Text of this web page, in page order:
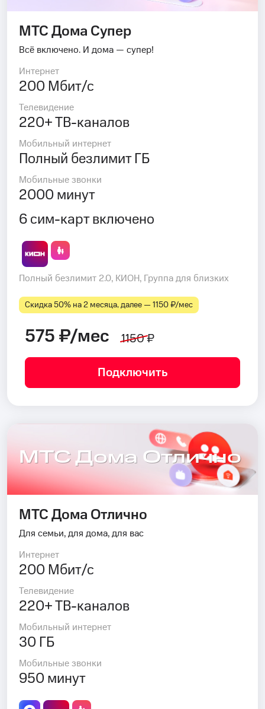
МТС Дома Супер
Всё включено. И дома — супер!
Интернет
200 Мбит/с
Телевидение
220+ ТВ-каналов
Мобильный интернет
Полный безлимит ГБ
Мобильные звонки
2000 минут
6 сим-карт включено
Полный безлимит 2.0, КИОН, Группа для близких
Скидка 50% на 2 месяца, далее — 1150 ₽⁠/⁠мес
575 ₽/мес 1150 ₽
Подключить
МТС Дома Отлично
МТС Дома Отлично
Для семьи, для дома, для вас
Интернет
200 Мбит/с
Телевидение
220+ ТВ-каналов
Мобильный интернет
30 ГБ
Мобильные звонки
950 минут